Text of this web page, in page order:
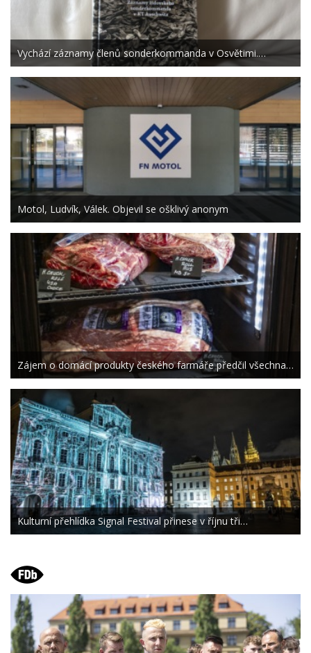
Vychází záznamy členů sonderkommanda v Osvětimi.…
Motol, Ludvík, Válek. Objevil se ošklivý anonym
Zájem o domácí produkty českého farmáře předčil všechna…
Kulturní přehlídka Signal Festival přinese v říjnu tři…